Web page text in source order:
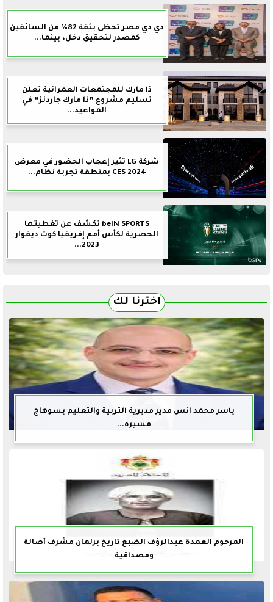
دي دي مصر تحظى بثقة 82% من السائقين
كمصدر لتحقيق دخل، بينما...
ذا مارك للمجتمعات العمرانية تعلن
تسليم مشروع ”ذا مارك جاردنز” في
المواعيد...
شركة LG تثير إعجاب الحضور في معرض
CES 2024 بمنطقة تجربة نظام...
beIN SPORTS تكشف عن تغطيتها
الحصرية لكأس أمم إفريقيا كوت ديفوار
2023...
اخترنا لك
ياسر محمد انس مدير مديرية التربية والتعليم بسوهاج
مسيره...
المرحوم العمدة عبدالرؤف الضبع تاريخ برلمان مشرف أصالة
ومصداقية